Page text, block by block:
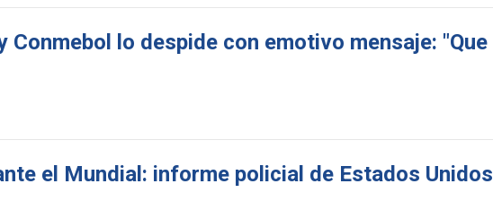
Conmebol lo despide con emotivo mensaje: "Que
el Mundial: informe policial de Estados Unidos